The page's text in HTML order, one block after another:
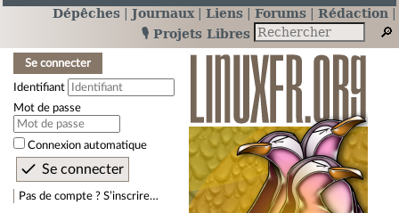
Dépêches Journaux Liens Forums
Rédaction
🎙️ Projets Libres
Se connecter
Identifiant
Mot de passe
Connexion automatique
Pas de compte ? S’inscrire…